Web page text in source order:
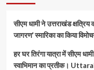
सीएम धामी ने उत्तराखंड
जागरण’ स्मारिका का किया
हर घर तिरंगा यात्रा में सीएम
स्वाभिमान का प्रतीक।